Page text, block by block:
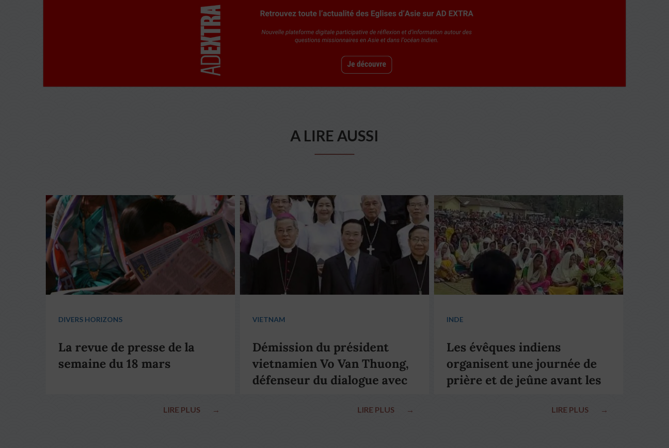
A LIRE AUSSI
DIVERS HORIZONS
La revue de presse de la
semaine du 18 mars
LIRE PLUS →
VIETNAM
Démission du président
vietnamien Vo Van Thuong,
défenseur du dialogue avec
LIRE PLUS →
INDE
Les évêques indiens
organisent une journée de
prière et de jeûne avant les
LIRE PLUS →